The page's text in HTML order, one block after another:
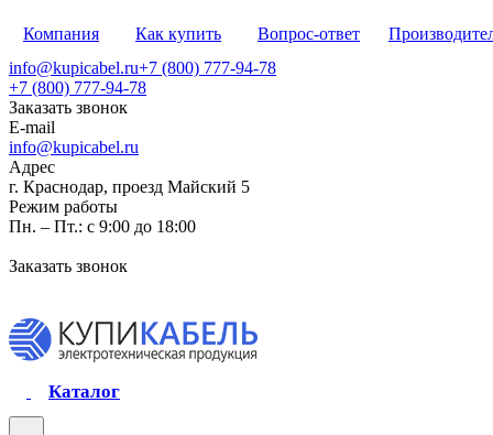
Компания Как купить Вопрос-ответ
info@kupicabel.ru+7 (800) 777-94-78
+7 (800) 777-94-78
Заказать звонок
E-mail
info@kupicabel.ru
Адрес
г. Краснодар, проезд Майский 5
Режим работы
Пн. – Пт.: с 9:00 до 18:00
Заказать звонок
Каталог